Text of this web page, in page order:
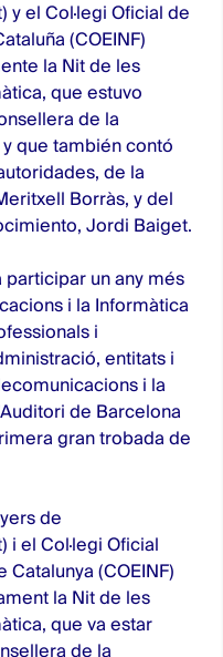
el Col·legi Oficial de
(COEINF)
la Nit de les
que estuvo
de la
que también contó
de la
Borràs, y del
Jordi Baiget.
participar un any més
i la Informàtica
i
entitats i
i la
de Barcelona
gran trobada de
de
i el Col·legi Oficial
Catalunya (COEINF)
la Nit de les
que va estar
de la